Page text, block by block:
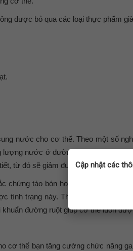
được bỏ qua các loại thực phẩm
nước cho cơ thể. Theo một số
nước ở đường ruột và kích
từ đó sẽ giảm được chứng táo bón.
chứng táo bón hoặc són tiểu, khi
tình trạng này. Thực phẩm này
đường ruột giúp cơ thể luôn
cơ thể bạn tăng cường chức năng
Cập nhật các